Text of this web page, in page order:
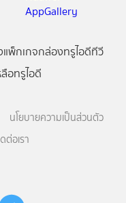
แพ็กเกจกล่องทรูไอดีทีวี
อทรูไอดี
นโยบายความเป็นส่วนตัว
ต่อเรา